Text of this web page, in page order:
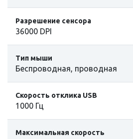
Разрешение сенсора
36000 DPI
Тип мыши
Беспроводная, проводная
Скорость отклика USB
1000 Гц
Максимальная скорость